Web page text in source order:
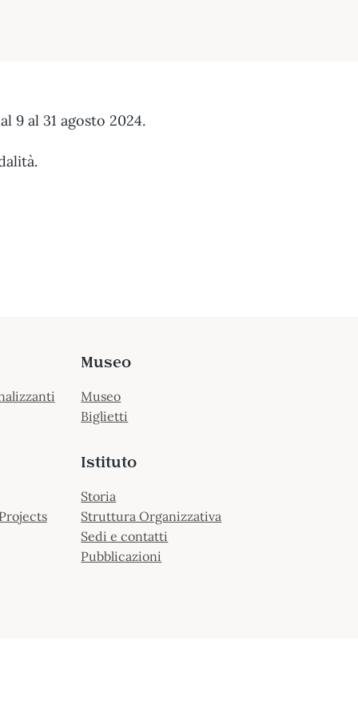
9 al 31 agosto 2024.
Museo
Museo
Biglietti
Istituto
Storia
Struttura Organizzativa
Sedi e contatti
Pubblicazioni